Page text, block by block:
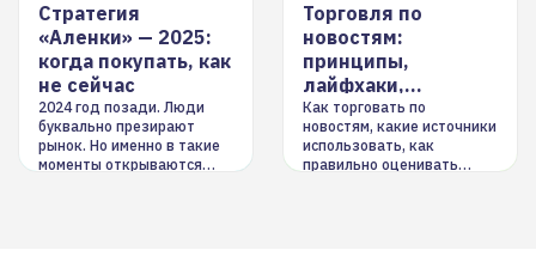
Стратегия
«Аленки» — 2025:
когда покупать, как
не сейчас
2024 год позади. Люди
буквально презирают
рынок. Но именно в такие
моменты открываются
Торговля по
новостям:
принципы,
лайфхаки,
инструменты
Как торговать по
новостям, какие источники
использовать, как
правильно оценивать